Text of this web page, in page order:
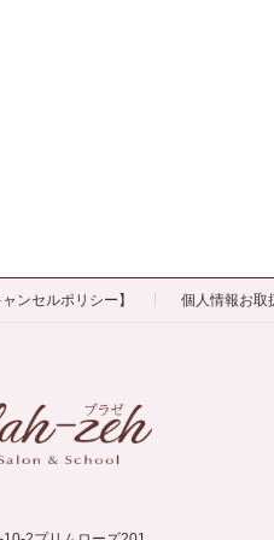
ンセルポリシー】 個人情報お取